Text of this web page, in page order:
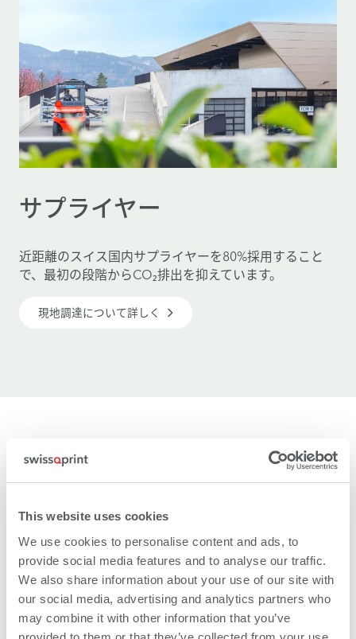
This website uses cookies
We use cookies to personalise content and ads, to
provide social media features and to analyse our traffic.
We also share information about your use of our site with
our social media, advertising and analytics partners who
may combine it with other information that you’ve
サプライヤー
近距離のスイス国内サプライヤーを80%採用すること
で、最初の段階からCO₂排出を抑えています。
現地調達について詳しく